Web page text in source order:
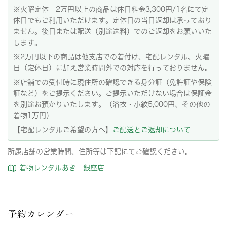
※火曜定休 2万円以上の商品は休日料金3,300円/1名にて定
休日でもご利用いただけます。定休日の当日返却は承っており
ません。後日または配送（別途送料）でのご返却をお願いいた
します。
※2万円以下の商品は他支店での着付け、宅配レンタル、火曜
日（定休日）に加え営業時間外での対応を行っておりません。
※店舗での受付時に現住所の確認できる身分証（免許証や保険
証など）をご提示ください。ご提示いただけない場合は保証金
を別途お預かりいたします。（浴衣・小紋5,000円、その他の
着物1万円）
【宅配レンタルご希望の方へ】
ご配送とご返却について
所属店舗の営業時間、住所等は下記にてご確認ください。
着物レンタルあき 銀座店
予約カレンダー